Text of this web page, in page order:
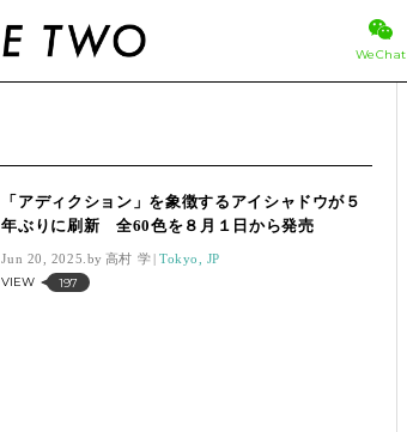
WeChat
「アディクション」を象徴するアイシャドウが５
年ぶりに刷新 全60色を８月１日から発売
Jun 20, 2025. 高村 学 Tokyo, JP
VIEW 197